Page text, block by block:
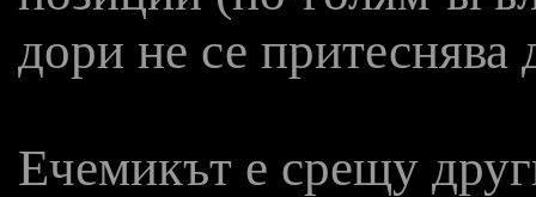
дори не се притеснява
Ечемикът е срещу